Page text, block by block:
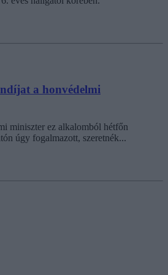
a honvédelmi
miniszter ez alkalomból hétfőn
úgy fogalmazott, szeretnék...